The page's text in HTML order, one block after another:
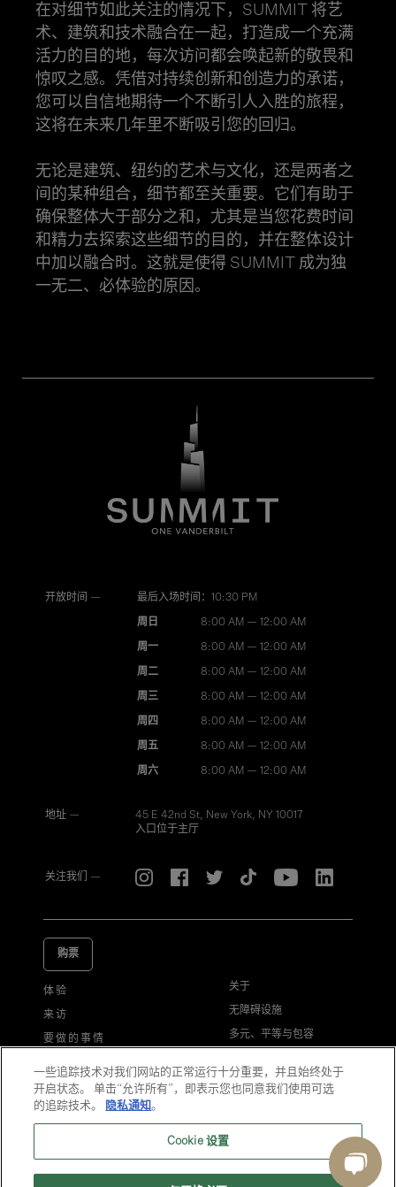
在对细节如此关注的情况下，SUMMIT 将艺
术、建筑和技术融合在一起，打造成一个充满
活力的目的地，每次访问都会唤起新的敬畏和
惊叹之感。凭借对持续创新和创造力的承诺，
您可以自信地期待一个不断引人入胜的旅程，
这将在未来几年里不断吸引您的回归。
无论是建筑、纽约的艺术与文化，还是两者之
间的某种组合，细节都至关重要。它们有助于
确保整体大于部分之和，尤其是当您花费时间
和精力去探索这些细节的目的，并在整体设计
中加以融合时。这就是使得 SUMMIT 成为独
一无二、必体验的原因。
开放时间 — 最后入场时间：10:30 PM
周日 8:00 AM — 12:00 AM
周一 8:00 AM — 12:00 AM
周二 8:00 AM — 12:00 AM
周三 8:00 AM — 12:00 AM
周四 8:00 AM — 12:00 AM
周五 8:00 AM — 12:00 AM
周六 8:00 AM — 12:00 AM
地址 —
45 E 42nd St, New York, NY 10017
入口位于主厅
关注我们 —
购票
体验
来访
要做的事情
常见问题解答
联系我们
关于
无障碍设施
多元、平等与包容
游客行为准则
一些追踪技术对我们网站的正常运行十分重要，并且始终处于
开启状态。 单击“允许所有”，即表示您也同意我们使用可选
的追踪技术。
隐私通知。
Cookie 设置